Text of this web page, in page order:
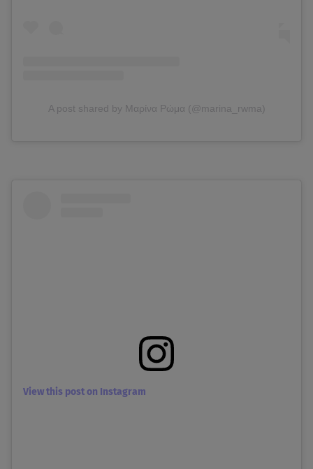
A post shared by Μαρίνα Ρώμα (@marina_rwma)
View this post on Instagram